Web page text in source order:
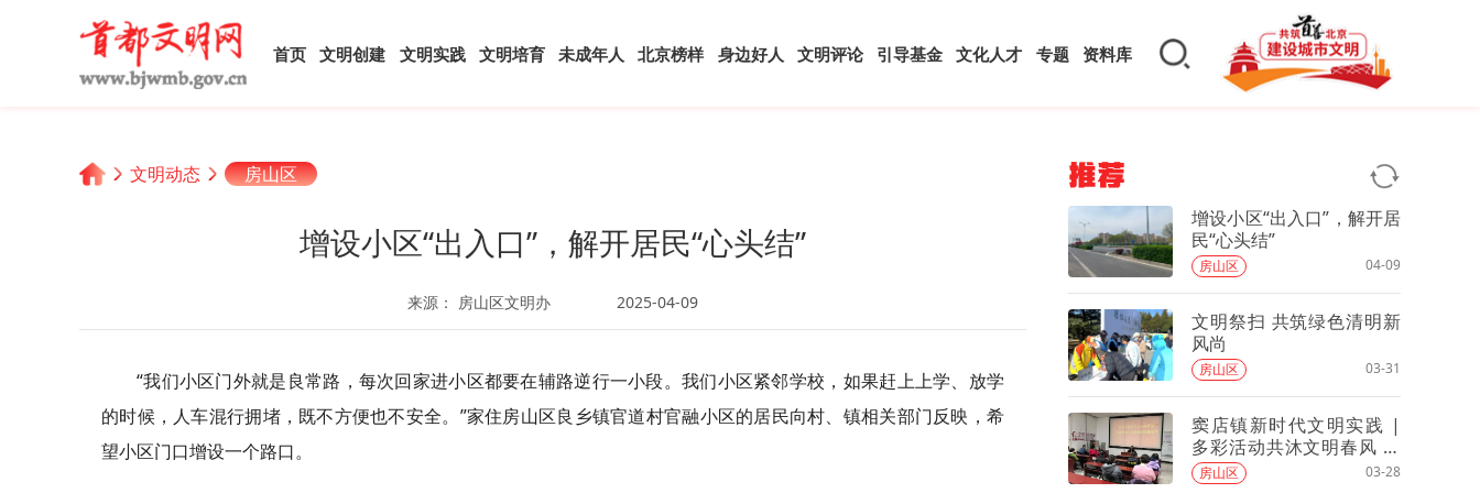
首页 文明创建 文明实践 文明培育 未成年人 北京榜样 身边好人 文明评论 引导基金 文化人才 专题 资料库
文明动态 房山区
增设小区“出入口”，解开居民“心头结”
来源： 房山区文明办 2025-04-09
“我们小区门外就是良常路，每次回家进小区都要在辅路逆行一小段。我们小区紧邻学校，如果赶上上学、放学
的时候，人车混行拥堵，既不方便也不安全。”家住房山区良乡镇官道村官融小区的居民向村、镇相关部门反映，希
望小区门口增设一个路口。
推荐
增设小区“出入口”，解开居
民“心头结”
房山区 04-09
文明祭扫 共筑绿色清明新
风尚
房山区 03-31
窦店镇新时代文明实践 |
多彩活动共沐文明春风 解
锁N种精彩！（三）
房山区 03-28